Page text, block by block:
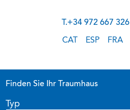
T.+34 972 667 326
CAT ESP FRA
Finden Sie Ihr Traumhaus
Typ